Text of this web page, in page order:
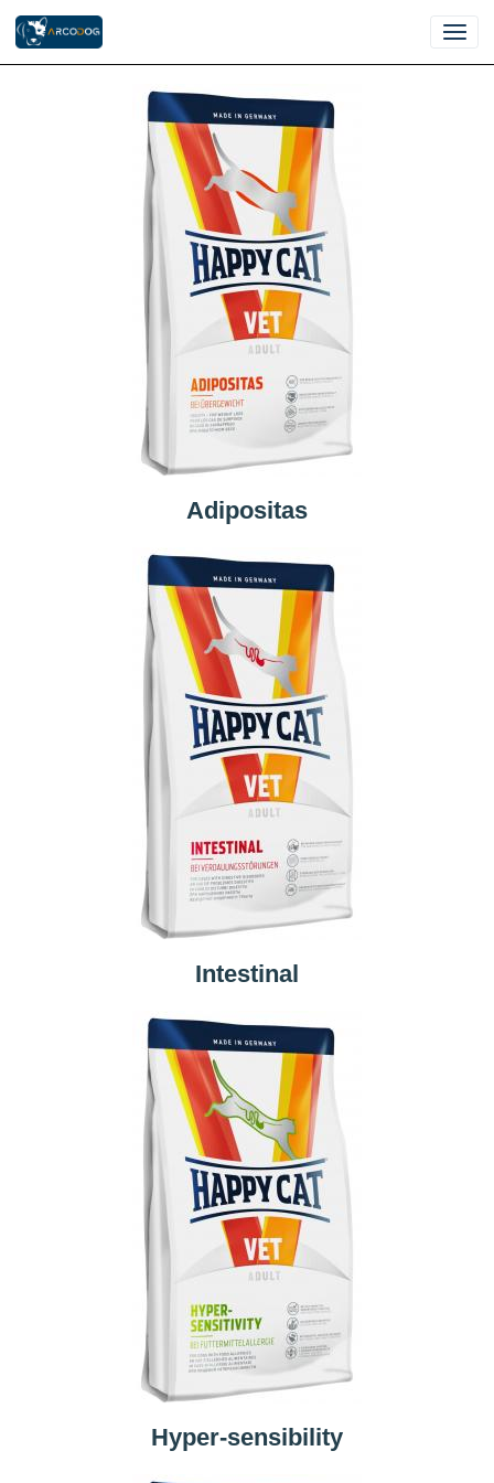
Adipositas
Intestinal
Hyper-sensibility